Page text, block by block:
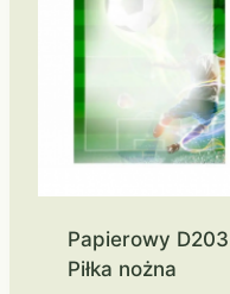
Papierowy D203
Piłka nożna